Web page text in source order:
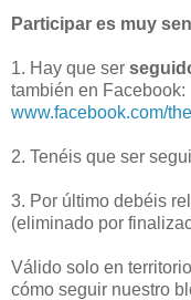
Participar es muy
1. Hay que ser
también en Facebook:
www.facebook.com/
2. Tenéis que ser
3. Por último debéis
(eliminado por
Válido solo en
cómo seguir nuestro